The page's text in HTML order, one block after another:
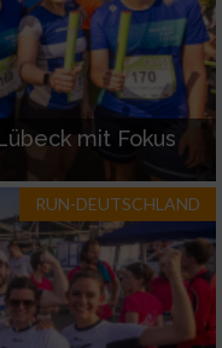
mit Fokus
RUN-DEUTSCHLAND